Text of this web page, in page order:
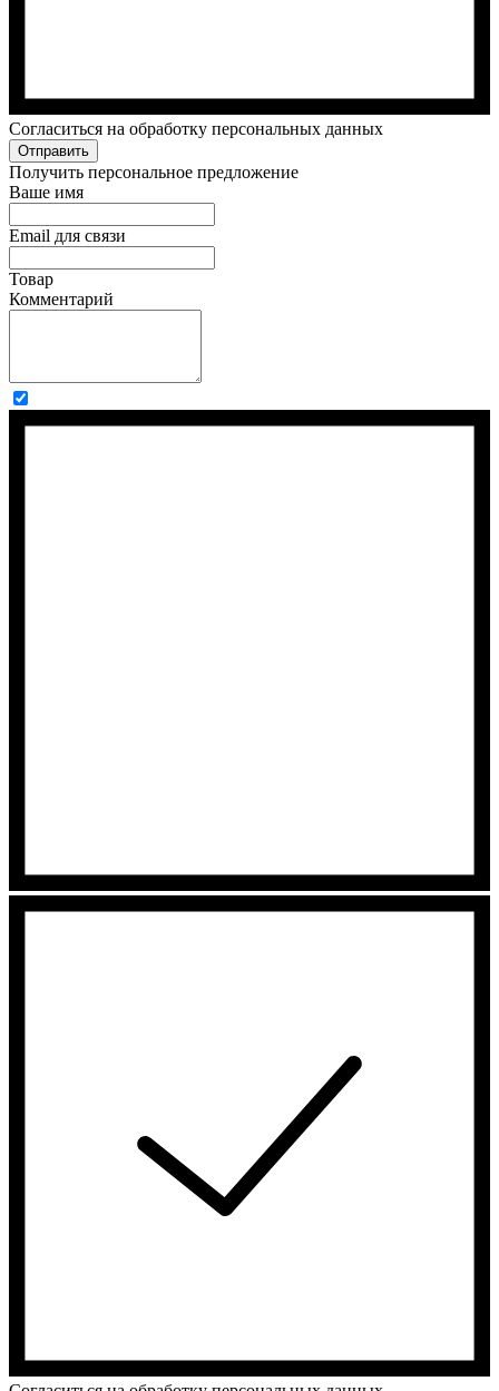
Cогласиться на обработку персональных данных
Отправить
Получить персональное предложение
Ваше имя
Email для связи
Товар
Комментарий